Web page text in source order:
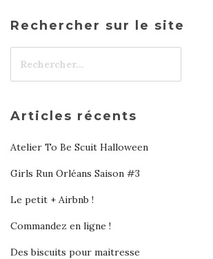
Rechercher sur le site
Articles récents
Atelier To Be Scuit Halloween
Girls Run Orléans Saison #3
Le petit + Airbnb !
Commandez en ligne !
Des biscuits pour maitresse